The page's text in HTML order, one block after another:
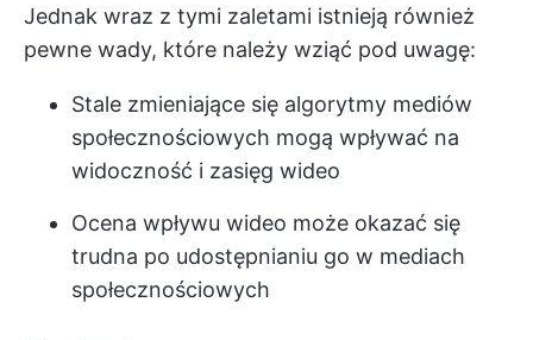
Jednak wraz z tymi zaletami istnieją również
pewne wady, które należy wziąć pod uwagę:
Stale zmieniające się algorytmy mediów
społecznościowych mogą wpływać na
widoczność i zasięg wideo
Ocena wpływu wideo może okazać się
trudna po udostępnianiu go w mediach
społecznościowych